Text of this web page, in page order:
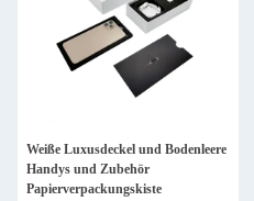
Weiße Luxusdeckel und Bodenleere
Handys und Zubehör
Papierverpackungskiste